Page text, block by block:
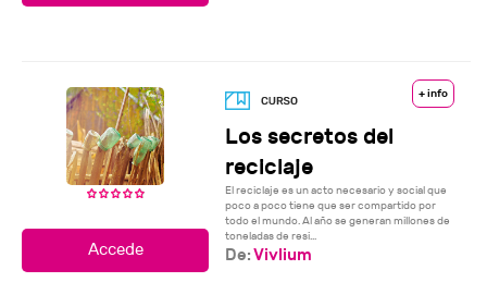
+ info
Los secretos del
reciclaje
El reciclaje es un acto necesario y social que
poco a poco tiene que ser compartido por
todo el mundo. Al año se generan millones de
toneladas de resi...
De:Vivlium